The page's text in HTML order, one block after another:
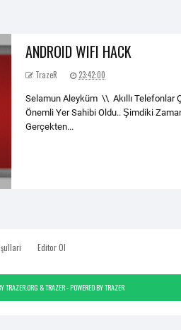
ANDROID WIFI HACK
TrazeR 23:42:00
Selamun Aleyküm \\ Akıllı Telefonlar
Önemli Yer Sahibi Oldu.. Şimdiki
Gerçekten...
Editor Ol
TRAZER.ORG &TRAZER- POWERED BYTRAZER